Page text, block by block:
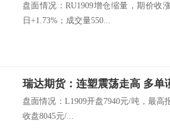
盘面情况：RU1909增仓缩量，期价收
日+1.73%；成交量550...
瑞达期货：连塑震荡走高 多单
盘面情况：L1909开盘7940元/吨，最高
收盘8045元/...